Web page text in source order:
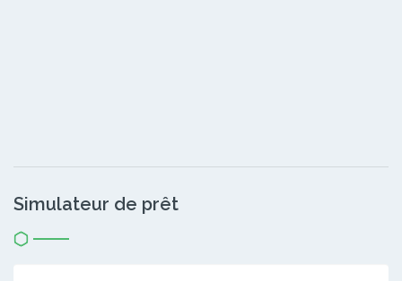
Simulateur de prêt